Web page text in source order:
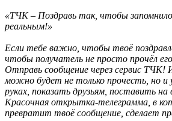
«ТЧК – Поздравь так, чтобы
реальным!»
Если тебе важно, чтобы твоё
чтобы получатель не просто прочёл
Отправь сообщение через сервис ТЧК!
можно будет не только прочесть, но
руках, показать друзьям, поставить на
Красочная открытка-телеграмма, в
превратит твоё сообщение, сделает